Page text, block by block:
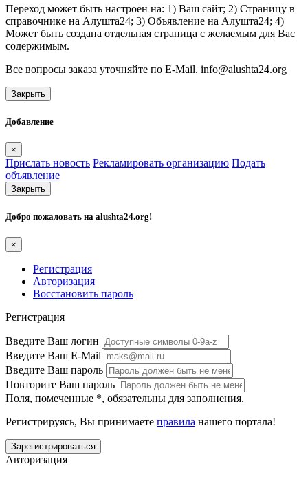
Переход может быть настроен на: 1) Ваш сайт; 2) Страницу в
справочнике на Алушта24; 3) Объявление на Алушта24; 4)
Может быть создана отдельная страница с желаемым для Вас
содержимым.
Все вопросы заказа уточняйте по E-Mail. info@alushta24.org
Закрыть
Добавление
×
Прислать новость Рекламировать организацию Подать
объявление
Закрыть
Добро пожаловать на alushta24.org!
×
Регистрация
Авторизация
Восстановить пароль
Регистрация
Введите Ваш логин
Введите Ваш E-Mail
Введите Ваш пароль
Повторите Ваш пароль
Поля, помеченные *, обязательны для заполнения.
Регистрируясь, Вы принимаете правила нашего портала!
Авторизация